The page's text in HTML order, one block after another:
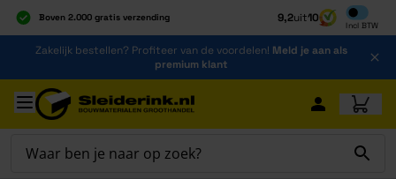
Boven 2.000 gratis verzending
Al 40 jaar dé specialist
Alles onder één dak
9,2uit10
Incl BTW
Inclusief
Ga naar de inhoud
Zakelijk bestellen? Profiteer van de voordelen! Meld je aan als
premium klant
Ga naar hoofdinhoud